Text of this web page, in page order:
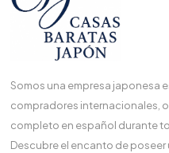
Somos una empresa japonesa
compradores internacionales,
completo en español durante
Descubre el encanto de poseer